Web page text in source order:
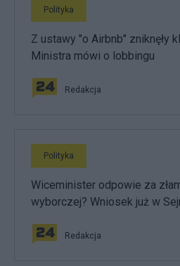
Polityka
Z ustawy "o Airbnb" zniknęły
Ministra mówi o lobbingu
Redakcja
Polityka
Wiceminister odpowie za
wyborczej? Wniosek już w
Redakcja